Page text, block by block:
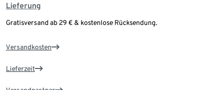
Lieferung
Gratisversand ab 29 € & kostenlose Rücksendung.
Versandkosten
Lieferzeit